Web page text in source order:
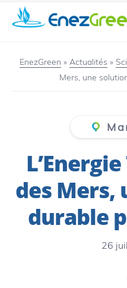
Passer
au
principal
islands
EnezGreen » Actualités »
Mers, une
des Mers,
durable
26